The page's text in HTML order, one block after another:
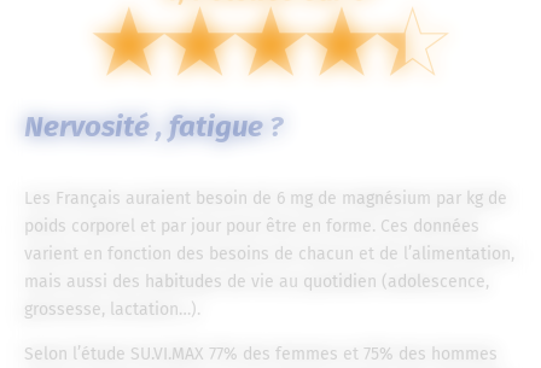
Nervosité , fatigue ?
Les Français auraient besoin de 6 mg de magnésium par kg de
poids corporel et par jour pour être en forme. Ces données
varient en fonction des besoins de chacun et de l’alimentation,
mais aussi des habitudes de vie au quotidien (adolescence,
grossesse, lactation…).
Selon l’étude SU.VI.MAX 77% des femmes et 75% des hommes